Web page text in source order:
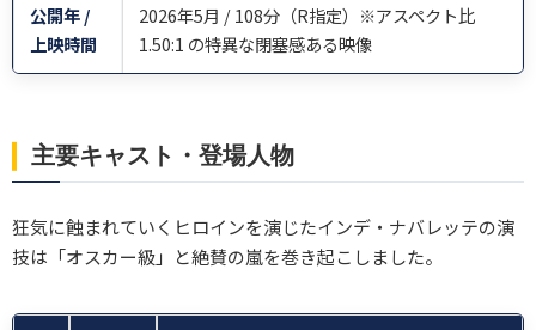
公開年 /
上映時間
2026年5月 / 108分（R指定）※アスペクト比
1.50:1 の特異な閉塞感ある映像
主要キャスト・登場人物
狂気に蝕まれていくヒロインを演じたインデ・ナバレッテの演
技は「オスカー級」と絶賛の嵐を巻き起こしました。